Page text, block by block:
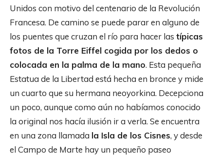
Unidos con motivo del centenario de la Revolución
Francesa. De camino se puede parar en alguno de
los puentes que cruzan el río para hacer las típicas
fotos de la Torre Eiffel cogida por los dedos o
colocada en la palma de la mano. Esta pequeña
Estatua de la Libertad está hecha en bronce y mide
un cuarto que su hermana neoyorkina. Decepciona
un poco, aunque como aún no habíamos conocido
la original nos hacía ilusión ir a verla. Se encuentra
en una zona llamada la Isla de los Cisnes, y desde
el Campo de Marte hay un pequeño paseo